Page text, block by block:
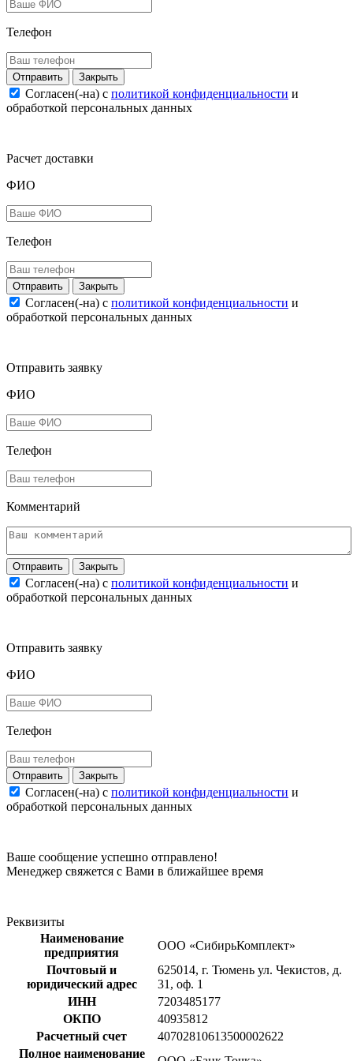
Телефон
Закрыть
Согласен(-на) c политикой конфиденциальности и
обработкой персональных данных
Расчет доставки
ФИО
Телефон
Закрыть
Согласен(-на) c политикой конфиденциальности и
обработкой персональных данных
Отправить заявку
ФИО
Телефон
Комментарий
Закрыть
Согласен(-на) c политикой конфиденциальности и
обработкой персональных данных
Отправить заявку
ФИО
Телефон
Закрыть
Согласен(-на) c политикой конфиденциальности и
обработкой персональных данных
Ваше сообщение успешно отправлено!
Менеджер свяжется с Вами в ближайшее время
Реквизиты
Наименование
предприятия
ООО «СибирьКомплект»
Почтовый и
юридический адрес
625014, г. Тюмень ул. Чекистов, д.
31, оф. 1
ИНН
7203485177
ОКПО
40935812
Расчетный счет
40702810613500002622
Полное наименование